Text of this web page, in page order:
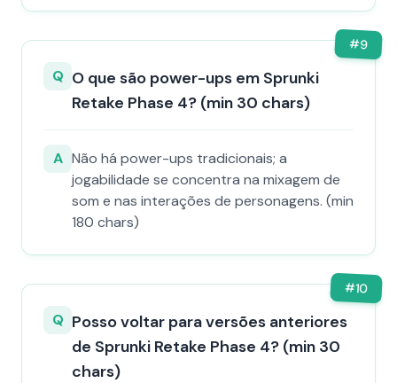
#9
Q O que são power-ups em Sprunki
Retake Phase 4? (min 30 chars)
A Não há power-ups tradicionais; a
jogabilidade se concentra na mixagem de
som e nas interações de personagens. (min
180 chars)
#10
Q Posso voltar para versões anteriores
de Sprunki Retake Phase 4? (min 30
chars)